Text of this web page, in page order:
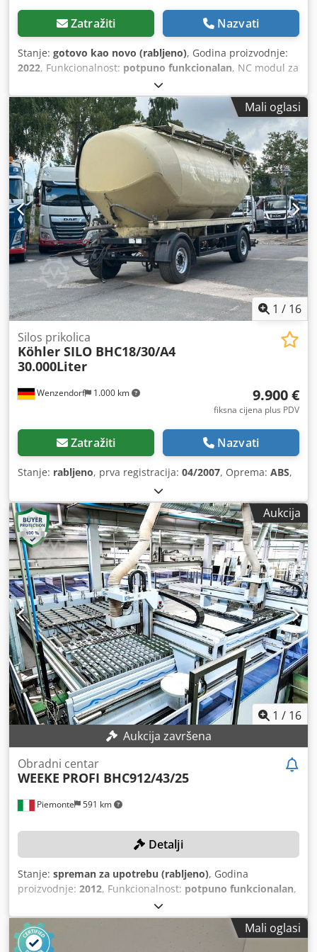
kako bi izdržala velike sile (do 6 tona po strani) tijekom
rada. Proizvođač modula za spajanje: Dr. Staiger
Mohilo+Co GmbH / Kistler Group Tip: 2151B 60304002
Model: NCFH 60 400 300 B H C G Nazivna sila: 60 kN
(odgovara sili prešanja od cca 6 tona) Maks. ukupni hod
vretena: 400 mm Maks. brzina pomicanja: 300 mm/s Tip
motora: AC servo motor sa šupljom osovinom (165H-180E)
Držač kočnice: 18 Nm Certifikat: CE oznaka Opseg isporuke:
Kistler NCFH 60 upravljački modul uključuje ugrađenu
prirubničku spojnicu, žutu kliznu ili vođenu stazu,
kompletnu kabliranost senzora te pripadajuću stanicu za
stezanje vretena. "Sve na jednom mjestu: Po želji Vam
nudimo odgovarajuće bankovno financiranje za Vaš
projekt." komplett-konzept.leasingo.de Dsdozcpnzopfx
Ackjck Druge artikle - nove i rabljene - pronađite u našoj
trgovini! Međunarodna dostava po dogovoru!
Zatražiti Nazvati
Stanje: gotovo kao novo (rabljeno), Godina proizvodnje:
2022, Funkcionalnost: potpuno funkcionalan, NC modul za
spajanje tvrtke Kistler NCFH 30 400 300 B H C G 30 kN
Kočnica 18 Nm Godina proizvodnje prema prodavatelju
2022. Dcjdpfx Acswhvrrsksk Dolazi iz testne postavke za
prešanje baterijskih ćelija. To znači samo malo trčanja.
Uključujući upravljački ormar, spojni modul (uklj. senzor
kao što je prikazano) i monitor Pažnja: dijelovi bi trebali biti
kompletni, ali neki su kabeli odrezani. Nažalost, dijagram
strujnog kruga nije dostupan
Mali oglasi
1 / 16
Wenzendorf 1.000 km
Silos prikolica
Köhler SILO BHC18/30/A4
30.000Liter
9.900 €
fiksna cijena plus PDV
Zatražiti Nazvati
Stanje: rabljeno, prva registracija: 04/2007, Oprema: ABS,
Aukcija
1 / 16
Aukcija završena
Piemonte 591 km
Obradni centar
WEEKE PROFI BHC912/43/25
Detalji
Stanje: spreman za upotrebu (rabljeno), Godina
proizvodnje: 2012, Funkcionalnost: potpuno funkcionalan,
2.500 mm
mm, maksimalna brzina okretanja:24.000 okr/min,
Oprema:
, TEHNIČKI DETALJI Hod X-osi: 2.500
mm Hod Y-osi: 4.300 mm Maksimalni prolaz obratka: 60
Mali oglasi